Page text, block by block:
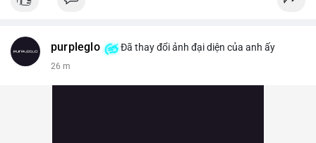
purpleglo Đã thay đổi ảnh đại diện của anh ấy
26 m